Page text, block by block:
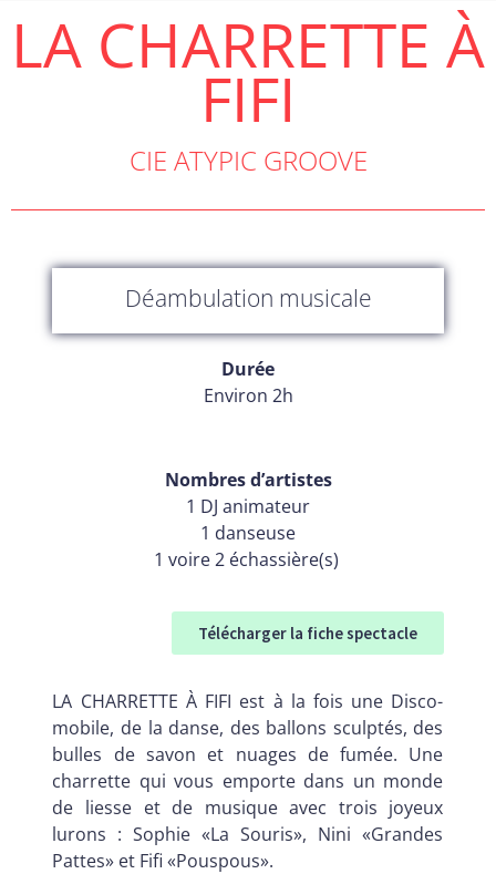
LA CHARRETTE À
FIFI
CIE ATYPIC GROOVE
Déambulation musicale
Durée
Environ 2h
Nombres d’artistes
1 DJ animateur
1 danseuse
1 voire 2 échassière(s)
Télécharger la fiche spectacle
LA CHARRETTE À FIFI est à la fois une Disco-
mobile, de la danse, des ballons sculptés, des
bulles de savon et nuages de fumée. Une
charrette qui vous emporte dans un monde
de liesse et de musique avec trois joyeux
lurons : Sophie «La Souris», Nini «Grandes
Pattes» et Fifi «Pouspous».